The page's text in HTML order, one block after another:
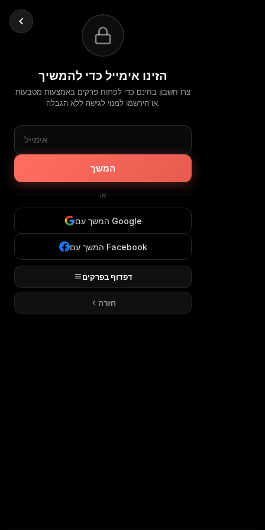
הזינו אימייל כדי להמשיך
צרו חשבון בחינם כדי לפתוח פרקים באמצעות מטבעות
או הירשמו למנוי לגישה ללא הגבלה.
המשך
או
המשך עם Google
המשך עם Facebook
דפדוף בפרקים
חזרה